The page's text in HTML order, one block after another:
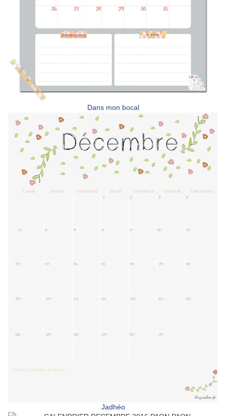
Dans mon bocal
Jadhéo